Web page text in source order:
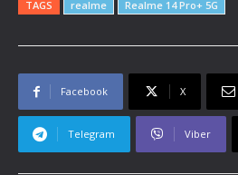
TAGS realme Realme 14 Pro+ 5G
Facebook X
Telegram Viber